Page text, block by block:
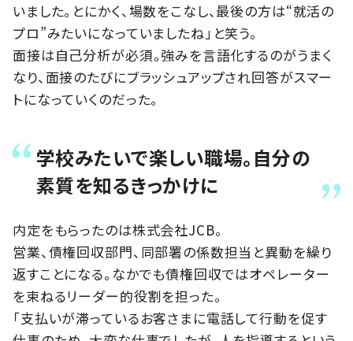
いました。とにかく、場数をこなし、最後の方は“就活の
プロ”みたいになっていましたね」と笑う。
面接は自己分析が必須。強みを言語化するのがうまく
なり、面接のたびにブラッシュアップされ回答がスマー
トになっていくのだった。
学校みたいで楽しい職場。自分の
素質を知るきっかけに
内定をもらったのは株式会社JCB。
営業、債権回収部門、同部署の係数担当と異動を繰り
返すことになる。なかでも債権回収ではオペレーター
を束ねるリーダー的役割を担った。
「支払いが滞っているお客さまに電話して行動を促す